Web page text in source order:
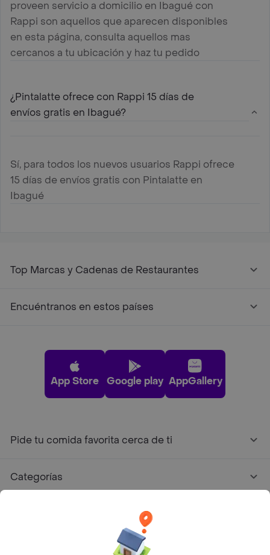
proveen servicio a domicilio en Ibagué con
Rappi son aquellos que aparecen disponibles
en esta página, consulta aquellos mas
cercanos a tu ubicación y haz tu pedido
¿Pintalatte ofrece con Rappi 15 días de
envíos gratis en Ibagué?
Sí, para todos los nuevos usuarios Rappi ofrece
15 días de envíos gratis con Pintalatte en
Ibagué
Top Marcas y Cadenas de Restaurantes
Encuéntranos en estos países
App Store Google play AppGallery
Pide tu comida favorita cerca de ti
Categorías